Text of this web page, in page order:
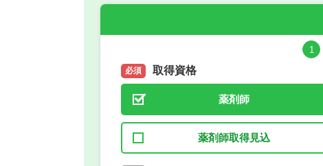
1
必須 取得資格
薬剤師
薬剤師取得見込